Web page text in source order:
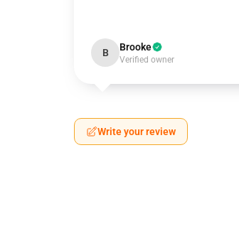
B Brooke
Verified owner
Write your review